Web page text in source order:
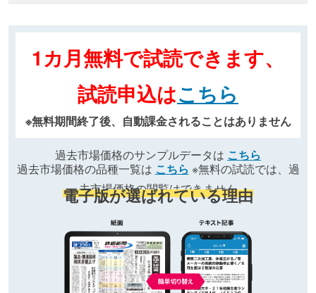
1カ月無料で試読できます、
試読申込はこちら
※無料期間終了後、自動課金されることはありません
過去市場価格のサンプルデータは こちら
過去市場価格の品種一覧は こちら ※無料の試読では、過
去市場価格の閲覧はできません
電子版が選ばれている理由